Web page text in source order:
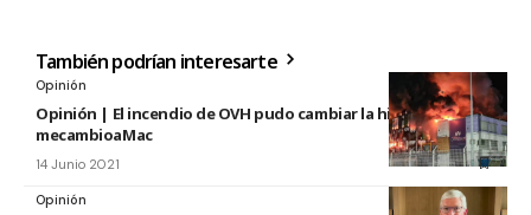
También podrían interesarte
Opinión
Opinión | El incendio de OVH pudo cambiar la historia de
mecambioaMac
14 Junio 2021
Opinión